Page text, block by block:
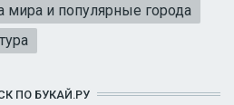
мира и популярные города
ПО БУКАЙ.РУ